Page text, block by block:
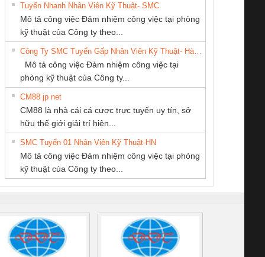
An Toàn
Contact
– PSR-
SCP-
FSP/2X1/1X2
sát chuỗi
tấm pin
16I+
(2502520000)
Bộ giám sát chuỗi
tấm pin
TRANSCLINIC 16I+
1K5 L (2433950000)
Bộ giám sát dòng
TRANSCLINIC 16I+
(2008130000)
điện TRANSCLINIC
BKE 1K5.4
(7791400879)2. Giá
Nẹp nhôm chống
trơn Đà Nẵng
TY CỔ
TỰ ĐỘNG
HƯNG
CONG TY TNHH
TM-DV DAI DONG
THANH
Công Ty TNHH
Quốc Thịnh
Dong Cang
LTD
MEKONG MARINE
SUPPLY
Ba Miền
Tuyển Nhanh Nhân Viên Kỹ Thuật- SMC
Mô tả công việc Đảm nhiệm công việc tại phòng
kỹ thuật của Công ty theo...
Mô tả công việc Đảm nhiệm công việc tại
phòng kỹ thuật của Công ty...
CM88 jp net
CM88 là nhà cái cá cược trực tuyến uy tín, sở
hữu thế giới giải trí hiện...
SMC Tuyển 01 Nhân Viên Kỹ Thuật-HN
Mô tả công việc Đảm nhiệm công việc tại phòng
kỹ thuật của Công ty theo...